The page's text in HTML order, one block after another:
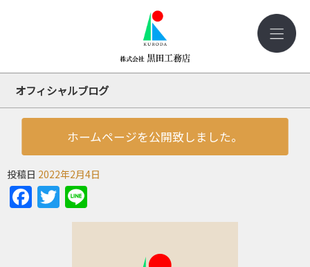
オフィシャルブログ
ホームページを公開致しました。
投稿日 2022年2月4日
Facebook
Twitter